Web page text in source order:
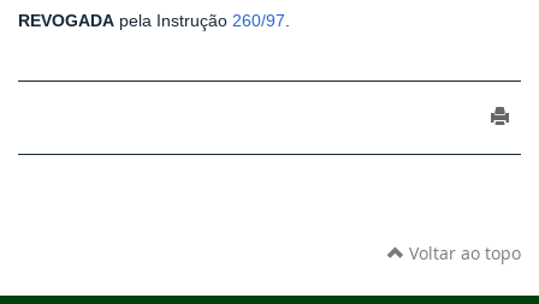
REVOGADA pela Instrução 260/97
Voltar ao topo